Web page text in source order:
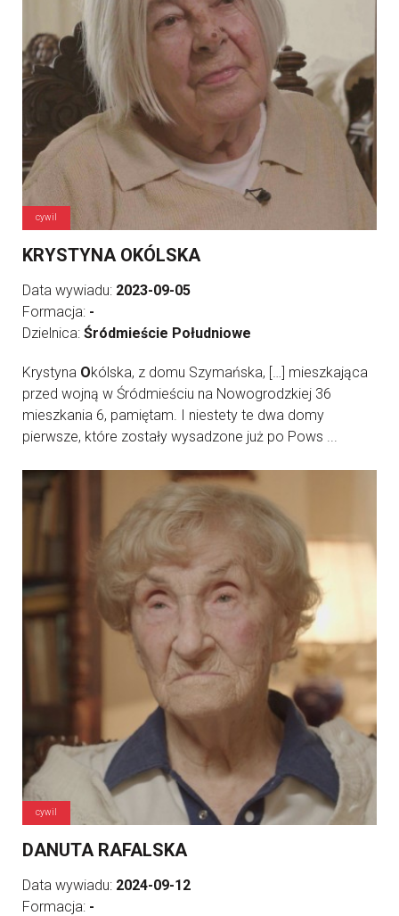
cywil
KRYSTYNA OKÓLSKA
Data wywiadu: 2023-09-05
Formacja: -
Dzielnica: Śródmieście Południowe
Krystyna Okólska, z domu Szymańska, […] mieszkająca
przed wojną w Śródmieściu na Nowogrodzkiej 36
mieszkania 6, pamiętam. I niestety te dwa domy
pierwsze, które zostały wysadzone już po Pows ...
cywil
DANUTA RAFALSKA
Data wywiadu: 2024-09-12
Formacja: -